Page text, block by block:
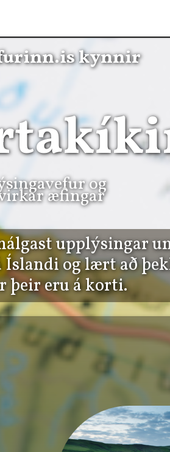
kynnir
og
æfingar
upplýsingar
Íslandi og lært að
þeir eru á korti.